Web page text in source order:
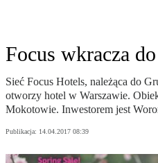
Focus wkracza
Sieć Focus Hotels, należąca do
otworzy hotel w Warszawie.
Mokotowie. Inwestorem jest
Publikacja: 14.04.2017 08:39